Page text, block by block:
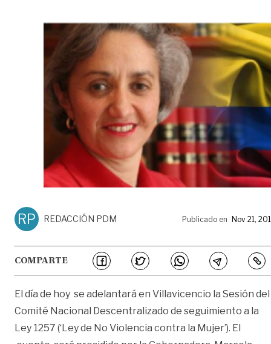
RP REDACCIÓN PDM Publicado en Nov 21,
COMPARTE
El día de hoy se adelantará en Villavicencio la Sesión del
Comité Nacional Descentralizado de seguimiento a la
Ley 1257 (‘Ley de No Violencia contra la Mujer’). El